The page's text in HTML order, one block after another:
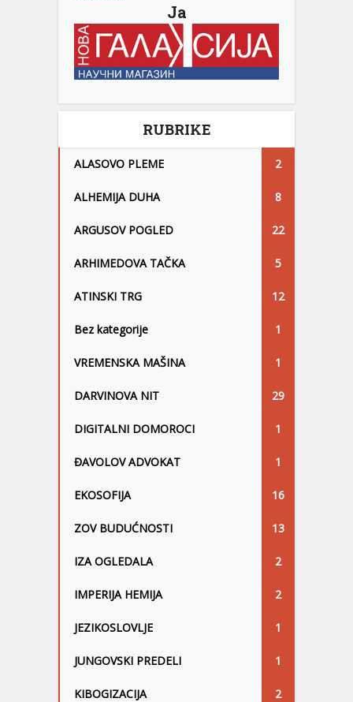
Ja
RUBRIKE
ALASOVO PLEME 2
ALHEMIJA DUHA 8
ARGUSOV POGLED 22
ARHIMEDOVA TAČKA 5
ATINSKI TRG 12
Bez kategorije 1
VREMENSKA MAŠINA 1
DARVINOVA NIT 29
DIGITALNI DOMOROCI 1
ĐAVOLOV ADVOKAT 1
EKOSOFIJA 16
ZOV BUDUĆNOSTI 13
IZA OGLEDALA 2
IMPERIJA HEMIJA 2
JEZIKOSLOVLJE 1
JUNGOVSKI PREDELI 1
KIBOGIZACIJA 2